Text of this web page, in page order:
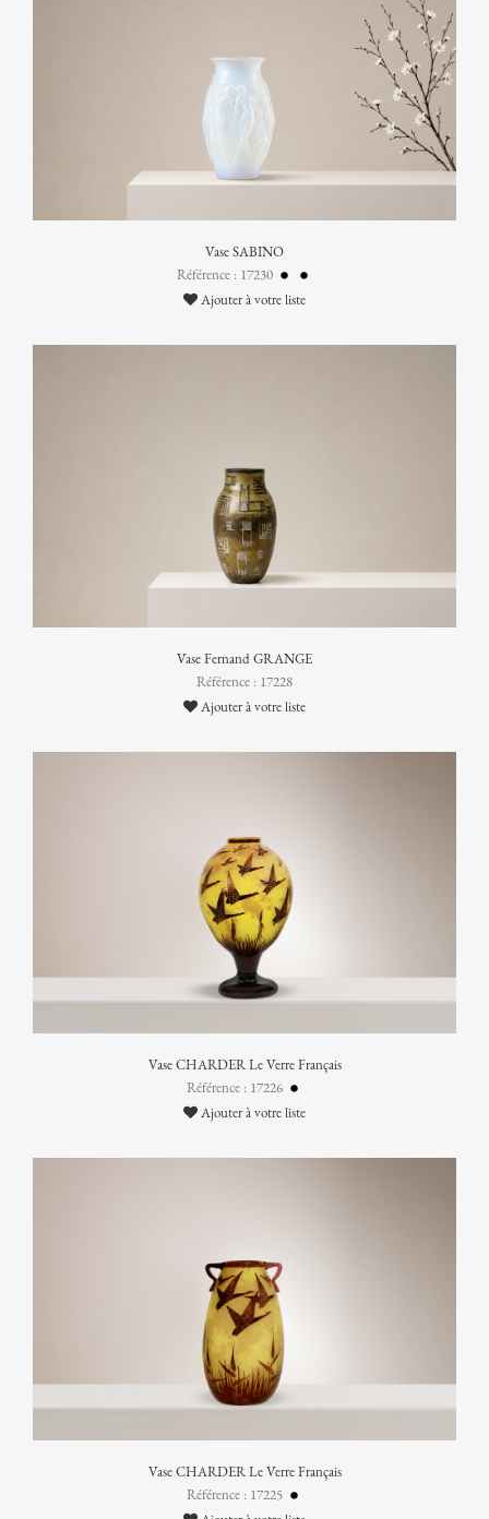
Vase SABINO
Référence : 17230
Ajouter à votre liste
Vase Fernand GRANGE
Référence : 17228
Ajouter à votre liste
Vase CHARDER Le Verre Français
Référence : 17226
Ajouter à votre liste
Vase CHARDER Le Verre Français
Référence : 17225